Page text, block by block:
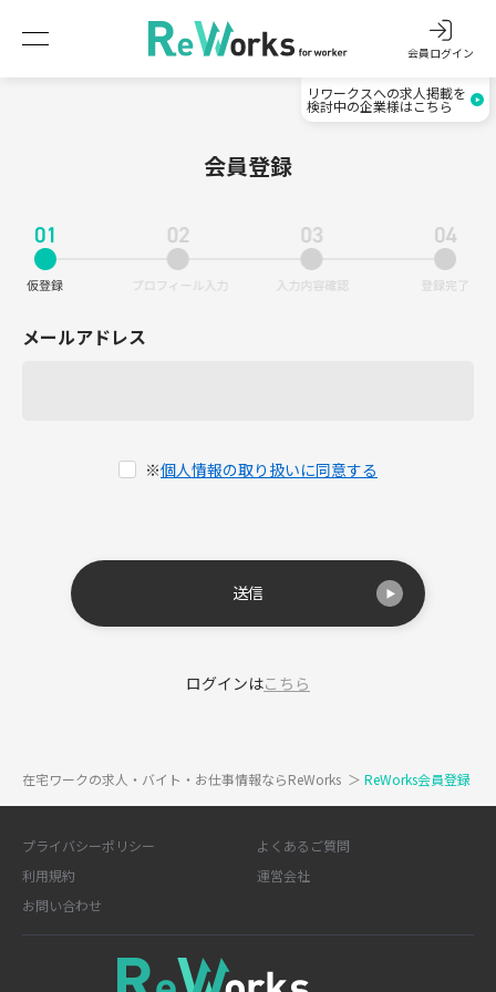
会員ログイン
リワークスへの求人掲載を
検討中の企業様はこちら
会員登録
メールアドレス
※個人情報の取り扱いに同意する
送信
ログインはこちら
在宅ワークの求人・バイト・お仕事情報ならReWorks ＞ ReWorks会員登録
プライバシーポリシー
よくあるご質問
利用規約
運営会社
お問い合わせ